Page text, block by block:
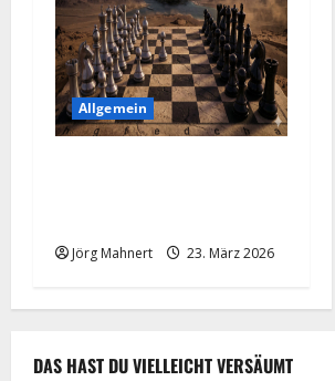
Allgemein
Jörg Mahnert 23. März 2026
DAS HAST DU VIELLEICHT VERSÄUMT